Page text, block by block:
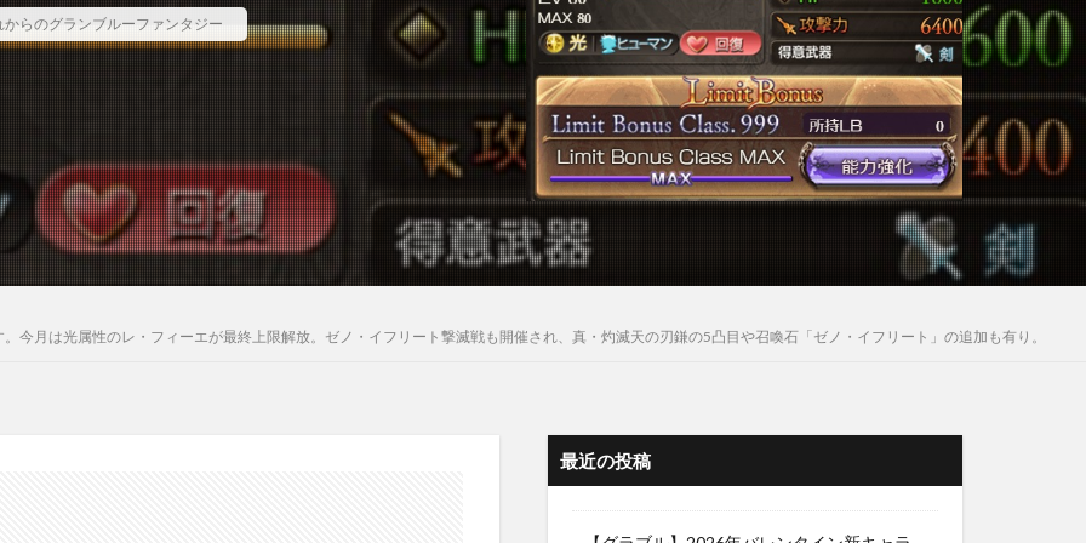
からのグランブルーファンタジー
今月は光属性のレ・フィーエが最終上限解放。ゼノ・イフリート撃滅戦も開催され、真・灼滅天の刃鎌の5凸目や召喚石「ゼノ・イフリート」の追加も有り。
最近の投稿